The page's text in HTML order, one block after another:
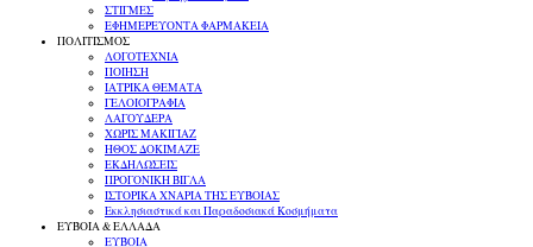
ΣΤΙΓΜΕΣ
ΕΦΗΜΕΡΕΥΟΝΤΑ ΦΑΡΜΑΚΕΙΑ
ΠΟΛΙΤΙΣΜΟΣ
ΛΟΓΟΤΕΧΝΙΑ
ΠΟΙΗΣΗ
ΙΑΤΡΙΚΑ ΘΕΜΑΤΑ
ΓΕΛΟΙΟΓΡΑΦΙΑ
ΛΑΓΟΥΔΕΡΑ
ΧΩΡΙΣ ΜΑΚΙΓΙΑΖ
ΗΘΟΣ ΔΟΚΙΜΑΖΕ
ΕΚΔΗΛΩΣΕΙΣ
ΠΡΟΓΟΝΙΚΗ ΒΙΓΛΑ
ΙΣΤΟΡΙΚΑ ΧΝΑΡΙΑ ΤΗΣ ΕΥΒΟΙΑΣ
Εκκλησιαστικά και Παραδοσιακά Κοσμήματα
ΕΥΒΟΙΑ & ΕΛΛΑΔΑ
ΕΥΒΟΙΑ